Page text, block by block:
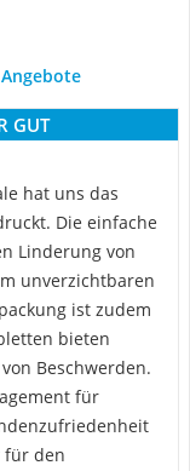
GUT
hat uns das
Die einfache
Linderung von
unverzichtbaren
ist zudem
bieten
Beschwerden.
für
für den